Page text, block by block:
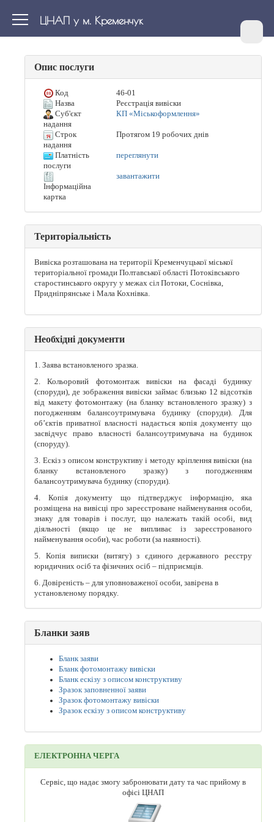
ЦНАП у м. Кременчук
Опис послуги
Код
46-01
Назва
Реєстрація вивіски
Суб'єкт
надання
КП «Міськоформлення»
Строк
надання
Протягом 19 робочих днів
Платність
послуги
переглянути
Інформаційна
картка
завантажити
Територіальність
Вивіска розташована на території Кременчуцької міської
територіальної громади Полтавської області Потоківського
старостинського округу у межах сіл Потоки, Соснівка,
Придніпрянське і Мала Кохнівка.
Необхідні документи
1. Заява встановленого зразка.
2. Кольоровий фотомонтаж вивіски на фасаді будинку
(споруди), де зображення вивіски займає близько 12 відсотків
від макету фотомонтажу (на бланку встановленого зразку) з
погодженням балансоутримувача будинку (споруди). Для
об’єктів приватної власності надається копія документу що
засвідчує право власності балансоутримувача на будинок
(споруду).
3. Ескіз з описом конструктиву і методу кріплення вивіски (на
бланку встановленого зразку) з погодженням
балансоутримувача будинку (споруди).
4. Копія документу що підтверджує інформацію, яка
розміщена на вивісці про зареєстроване найменування особи,
знаку для товарів і послуг, що належать такій особі, вид
діяльності (якщо це не випливає із зареєстрованого
найменування особи), час роботи (за наявності).
5. Копія виписки (витягу) з єдиного державного реєстру
юридичних осіб та фізичних осіб – підприємців.
6. Довіреність – для уповноваженої особи, завірена в
установленому порядку.
Бланки заяв
Бланк заяви
Бланк фотомонтажу вивіски
Бланк ескізу з описом конструктиву
Зразок заповненної заяви
Зразок фотомонтажу вивіски
Зразок ескізу з описом конструктиву
ЕЛЕКТРОННА ЧЕРГА
Сервіс, що надає змогу забронювати дату та час прийому в
офісі ЦНАП